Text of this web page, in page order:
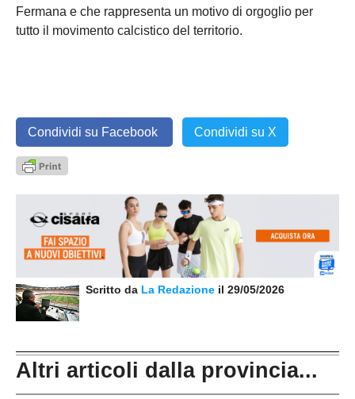
Fermana e che rappresenta un motivo di orgoglio per
tutto il movimento calcistico del territorio.
Condividi su Facebook Condividi su X
Scritto da La Redazione il 29/05/2026
Altri articoli dalla provincia...